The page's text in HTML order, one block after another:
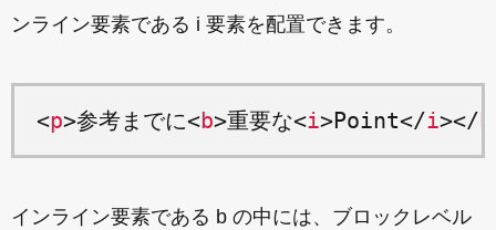
ンライン要素である i 要素を配置できます。
<p>参考までに<b>重要な<i>Point</i></b
インライン要素である b の中には、ブロックレベル